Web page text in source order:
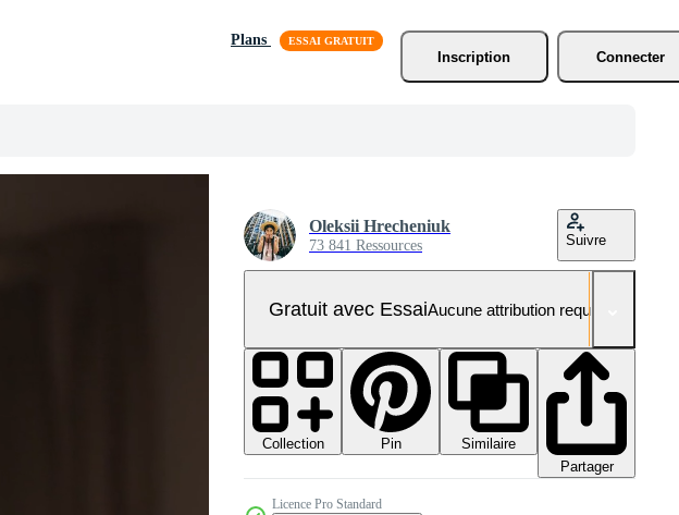
Plans
Inscription
Connecter
Oleksii Hrecheniuk
73 841 Ressources Suivre
Gratuit avec EssaiAucune attribution requise
Collection Pin
Similaire
Partager
Licence Pro Standard